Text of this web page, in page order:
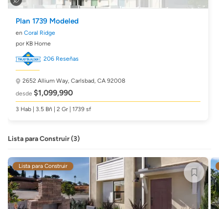
Plan 1739 Modeled
en Coral Ridge
por KB Home
206 Reseñas
2652 Allium Way, Carlsbad, CA 92008
desde $1,099,990
3 Hab | 3.5 Bñ | 2 Gr | 1739 sf
Lista para Construir (3)
Lista para Construir